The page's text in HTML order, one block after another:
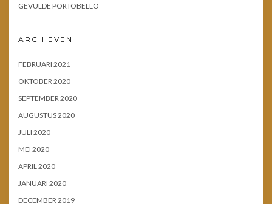
GEVULDE PORTOBELLO
ARCHIEVEN
FEBRUARI 2021
OKTOBER 2020
SEPTEMBER 2020
AUGUSTUS 2020
JULI 2020
MEI 2020
APRIL 2020
JANUARI 2020
DECEMBER 2019